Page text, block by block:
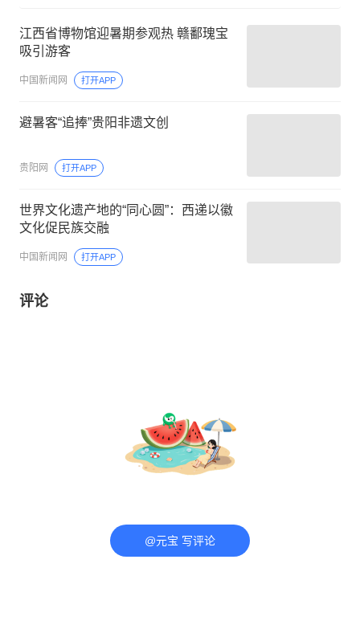
江西省博物馆迎暑期参观热 赣鄱瑰宝
吸引游客
中国新闻网 打开APP
避暑客“追捧”贵阳非遗文创
贵阳网 打开APP
世界文化遗产地的“同心圆”：西递以徽
文化促民族交融
中国新闻网 打开APP
评论
@元宝 写评论